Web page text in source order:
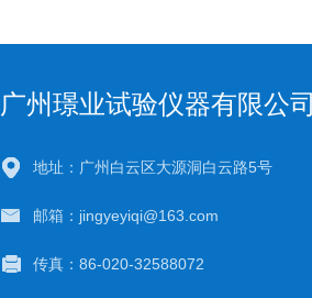
广州璟业试验仪器有限公司
地址：广州白云区大源洞白云路5号
邮箱：jingyeyiqi@163.com
传真：86-020-32588072